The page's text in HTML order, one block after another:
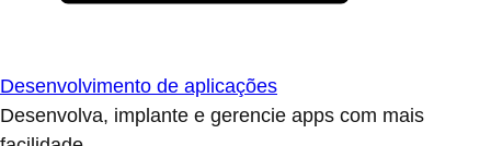
Desenvolvimento de aplicações
Desenvolva, implante e gerencie apps com mais